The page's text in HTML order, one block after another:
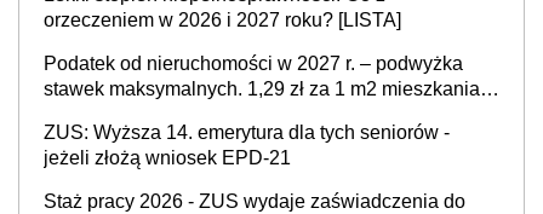
orzeczeniem w 2026 i 2027 roku? [LISTA]
Podatek od nieruchomości w 2027 r. – podwyżka
stawek maksymalnych. 1,29 zł za 1 m2 mieszkania,
prowadzeniem działalności gospodarczej
ZUS: Wyższa 14. emerytura dla tych seniorów -
jeżeli złożą wniosek EPD-21
Staż pracy 2026 - ZUS wydaje zaświadczenia do